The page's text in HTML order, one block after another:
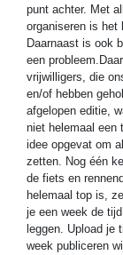
punt achter. Met
organiseren is het
Daarnaast is ook
een
vrijwilligers, die
en/of hebben
afgelopen editie,
niet helemaal een
idee opgevat om
zetten. Nog één
de fiets en
helemaal top is,
je een week de
leggen. Upload je
week publiceren